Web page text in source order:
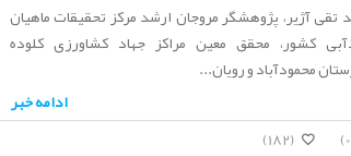
تقی آژیر، پژوهشگر مروجان ارشد مرکز تحقیقات ماهیان
کشور، محقق معین مراکز جهاد کشاورزی کلوده
محمودآباد و رویان...
ادامه خبر
(182)